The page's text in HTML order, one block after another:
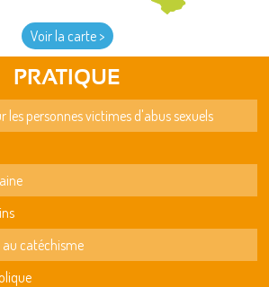
Voir la carte >
PRATIQUE
les personnes victimes d'abus sexuels
catéchisme